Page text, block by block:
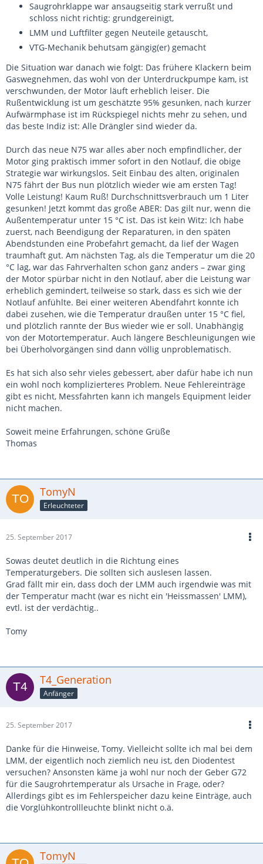
Saugrohrklappe war ansaugseitig stark verrußt und
schloss nicht richtig: grundgereinigt,
LMM und Luftfilter gegen Neuteile getauscht,
VTG-Mechanik behutsam gängig(er) gemacht
Die Situation war danach wie folgt: Das frühere Klackern beim
Gaswegnehmen, das wohl von der Unterdruckpumpe kam, ist
verschwunden, der Motor läuft erheblich leiser. Die
Rußentwicklung ist um geschätzte 95% gesunken, nach kurzer
Aufwärmphase ist im Rückspiegel nichts mehr zu sehen, und
das beste Indiz ist: Alle Drängler sind wieder da.
Durch das neue N75 war alles aber noch empfindlicher, der
Motor ging praktisch immer sofort in den Notlauf, die obige
Strategie war wirkungslos. Seit Einbau des alten, originalen
N75 fährt der Bus nun plötzlich wieder wie am ersten Tag!
Volle Leistung! Kaum Ruß! Durchschnittsverbrauch um 1 Liter
gesunken! Jetzt kommt das große ABER: Das gilt nur, wenn die
Außentemperatur unter 15 °C ist. Das ist kein Witz: Ich habe
zuerst, nach Beendigung der Reparaturen, in den späten
Abendstunden eine Probefahrt gemacht, da lief der Wagen
traumhaft gut. Am nächsten Tag, als die Temperatur um die 20
°C lag, war das Fahrverhalten schon ganz anders – zwar ging
der Motor spürbar nicht in den Notlauf, aber die Leistung war
erheblich gemindert, teilweise so stark, dass es sich wie der
Notlauf anfühlte. Bei einer weiteren Abendfahrt konnte ich
dabei zusehen, wie die Temperatur draußen unter 15 °C fiel,
und plötzlich rannte der Bus wieder wie er soll. Unabhängig
von der Motortemperatur. Auch längere Beschleunigungen wie
bei Überholvorgängen sind dann völlig unproblematisch.
Es hat sich also sehr vieles gebessert, aber dafür habe ich nun
ein wohl noch komplizierteres Problem. Neue Fehlereinträge
gibt es nicht, Messfahrten kann ich mangels Equipment leider
nicht machen.
Soweit meine Erfahrungen, schöne Grüße
Thomas
TomyN
Erleuchteter
25. September 2017
Sowas deutet deutlich in die Richtung eines
Temperaturgebers. Die sollten sich auslesen lassen.
Grad fällt mir ein, dass doch der LMM auch irgendwie was mit
der Temperatur macht (war es nicht ein 'Heissmassen' LMM),
evtl. ist der verdächtig..
Tomy
T4_Generation
Anfänger
25. September 2017
Danke für die Hinweise, Tomy. Vielleicht sollte ich mal bei dem
LMM, der eigentlich noch ziemlich neu ist, den Diodentest
versuchen? Ansonsten käme ja wohl nur noch der Geber G72
für die Saugrohrtemperatur als Ursache in Frage, oder?
Allerdings gibt es im Fehlerspeicher dazu keine Einträge, auch
die Vorglühkontrollleuchte blinkt nicht o.ä.
TomyN